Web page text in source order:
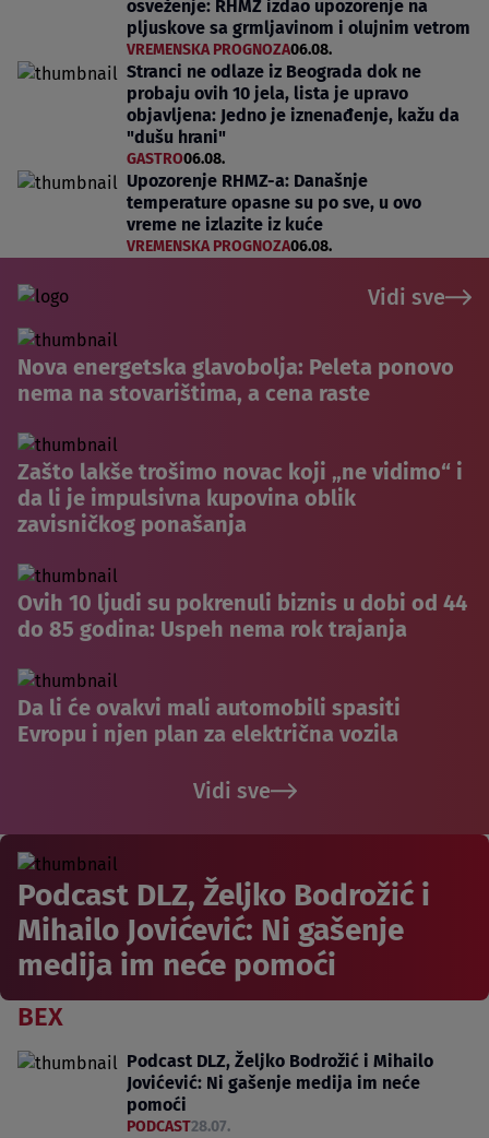
osveženje: RHMZ izdao upozorenje na
pljuskove sa grmljavinom i olujnim vetrom
VREMENSKA PROGNOZA06.08.
Stranci ne odlaze iz Beograda dok ne
probaju ovih 10 jela, lista je upravo
objavljena: Jedno je iznenađenje, kažu da
"dušu hrani"
GASTRO06.08.
Upozorenje RHMZ-a: Današnje
temperature opasne su po sve, u ovo
vreme ne izlazite iz kuće
VREMENSKA PROGNOZA06.08.
Vidi sve
Nova energetska glavobolja: Peleta ponovo
nema na stovarištima, a cena raste
Zašto lakše trošimo novac koji „ne vidimo“ i
da li je impulsivna kupovina oblik
zavisničkog ponašanja
Ovih 10 ljudi su pokrenuli biznis u dobi od 44
do 85 godina: Uspeh nema rok trajanja
Da li će ovakvi mali automobili spasiti
Evropu i njen plan za električna vozila
Vidi sve
Podcast DLZ, Željko Bodrožić i
Mihailo Jovićević: Ni gašenje
medija im neće pomoći
BEX
Podcast DLZ, Željko Bodrožić i Mihailo
Jovićević: Ni gašenje medija im neće
pomoći
PODCAST28.07.